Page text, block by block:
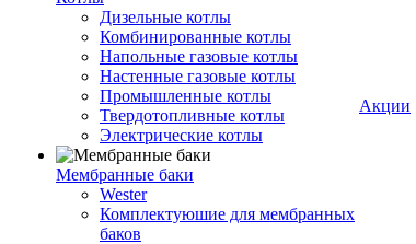
Дизельные котлы
Комбинированные котлы
Напольные газовые котлы
Настенные газовые котлы
Промышленные котлы
Твердотопливные котлы
Электрические котлы
Мембранные баки
Wester
Комплектуюшие для мембранных
баков
Акции